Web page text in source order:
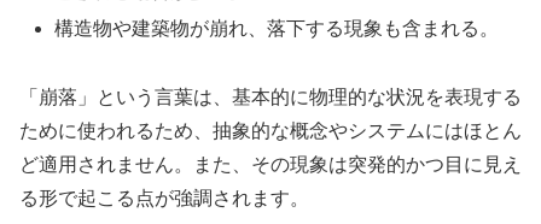
構造物や建築物が崩れ、落下する現象も含まれる。
「崩落」という言葉は、基本的に物理的な状況を表現する
ために使われるため、抽象的な概念やシステムにはほとん
ど適用されません。また、その現象は突発的かつ目に見え
る形で起こる点が強調されます。